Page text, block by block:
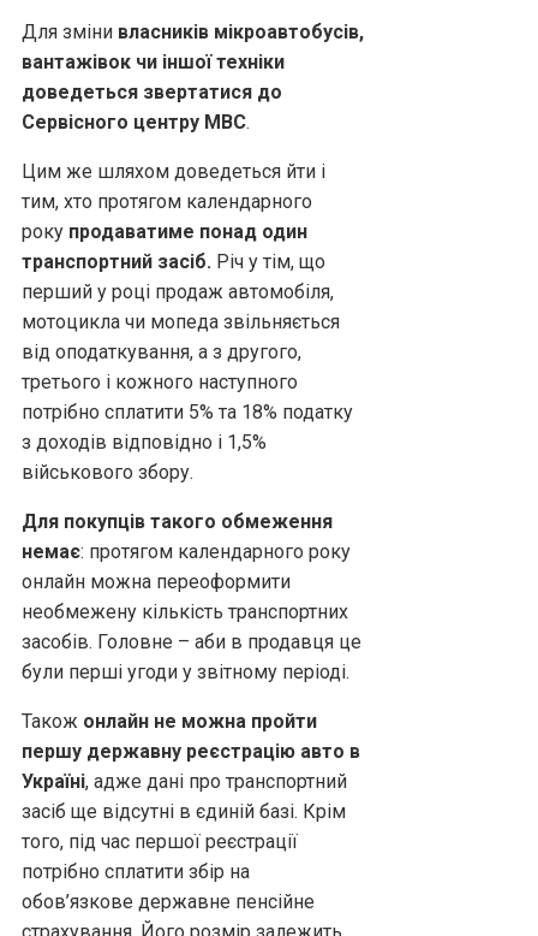
Для зміни власників мікроавтобусів,
вантажівок чи іншої техніки
доведеться звертатися до
Сервісного центру МВС.
Цим же шляхом доведеться йти і
тим, хто протягом календарного
року продаватиме понад один
транспортний засіб. Річ у тім, що
перший у році продаж автомобіля,
мотоцикла чи мопеда звільняється
від оподаткування, а з другого,
третього і кожного наступного
потрібно сплатити 5% та 18% податку
з доходів відповідно і 1,5%
військового збору.
Для покупців такого обмеження
немає: протягом календарного року
онлайн можна переоформити
необмежену кількість транспортних
засобів. Головне – аби в продавця це
були перші угоди у звітному періоді.
Також онлайн не можна пройти
першу державну реєстрацію авто в
Україні, адже дані про транспортний
засіб ще відсутні в єдиній базі. Крім
того, під час першої реєстрації
потрібно сплатити збір на
обов’язкове державне пенсійне
страхування. Його розмір залежить